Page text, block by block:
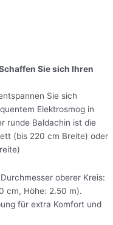
Sie sich Ihren
Sie sich
Elektrosmog in
runde Baldachin ist die
(bis 220 cm Breite) oder
oberer Kreis:
cm, Höhe: 2.50 m).
für extra Komfort und